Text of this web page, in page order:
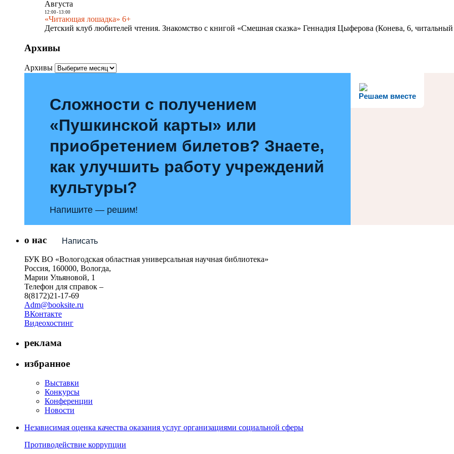
Августа
12:00- 13:00
«Читающая лошадка» 6+
Детский клуб любителей чтения. Знакомство с книгой «Смешная сказка» Геннадия Цыферова (Конева, 6, читальный
Архивы
Архивы
Решаем вместе
Сложности с получением
«Пушкинской карты» или
приобретением билетов? Знаете,
как улучшить работу учреждений
культуры?
Напишите — решим!
Написать
о нас
БУК ВО «Вологодская областная универсальная научная библиотека»
Россия, 160000, Вологда,
Марии Ульяновой, 1
Телефон для справок –
8(8172)21-17-69
Adm@booksite.ru
ВКонтакте
Видеохостинг
реклама
избранное
Выставки
Конкурсы
Конференции
Новости
Независимая оценка качества оказания услуг организациями социальной сферы
Противодействие коррупции